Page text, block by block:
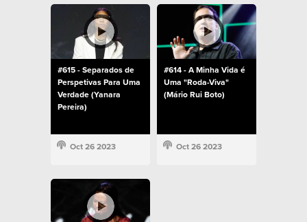
#615 - Separados de
Perspetivas Para Uma
Verdade (Yanara
Pereira)
Oct 26 2023
#614 - A Minha Vida é
Uma "Roda-Viva"
(Mário Rui Boto)
Oct 26 2023